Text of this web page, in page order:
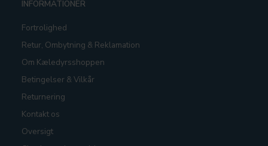
INFORMATIONER
Fortrolighed
Retur, Ombytning & Reklamation
Om Kæledyrsshoppen
Betingelser & Vilkår
Returnering
Kontakt os
Oversigt